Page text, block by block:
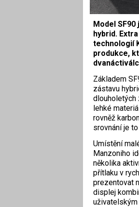
Model
hybrid.
technologií
produkce,
Základem
zástavu
dlouholetých
lehké
rovněž
srovnání je
Umístění
Manzoniho
několika
přítlaku v
prezentovat
displej
uživatelským